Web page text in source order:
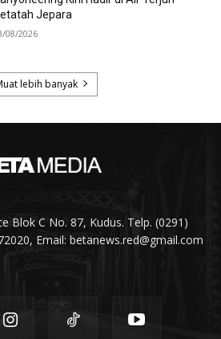
Blok C No. 87, Kudus. Telp. (0291)
Email: betanews.red@gmail.com